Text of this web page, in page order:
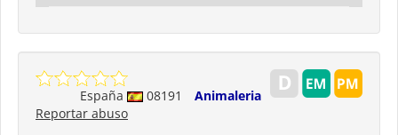
España 08191
Animaleria
Reportar abuso